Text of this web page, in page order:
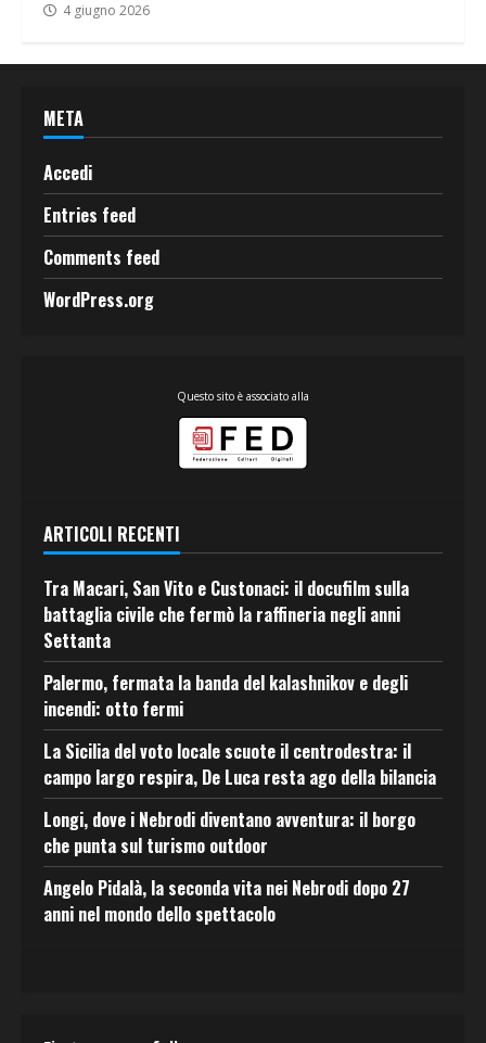
4 giugno 2026
META
Accedi
Entries feed
Comments feed
WordPress.org
Questo sito è associato alla
ARTICOLI RECENTI
Tra Macari, San Vito e Custonaci: il docufilm sulla
battaglia civile che fermò la raffineria negli anni
Settanta
Palermo, fermata la banda del kalashnikov e degli
incendi: otto fermi
La Sicilia del voto locale scuote il centrodestra: il
campo largo respira, De Luca resta ago della bilancia
Longi, dove i Nebrodi diventano avventura: il borgo
che punta sul turismo outdoor
Angelo Pidalà, la seconda vita nei Nebrodi dopo 27
anni nel mondo dello spettacolo